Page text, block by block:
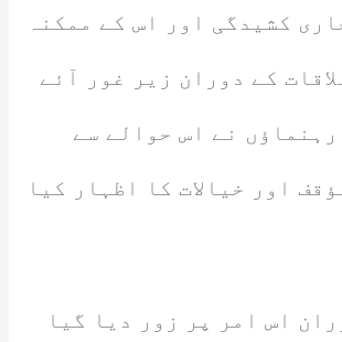
کشیدگی اور اس کے ممکنہ
کے دوران زیر غور آئے
نے اس حوالے سے
اور خیالات کا اظہار کیا
اس امر پر زور دیا گیا